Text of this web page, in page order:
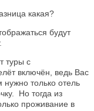
какая?
будут
туры с
включён, ведь Вас
нужно только отель
Но тогда из
проживание в